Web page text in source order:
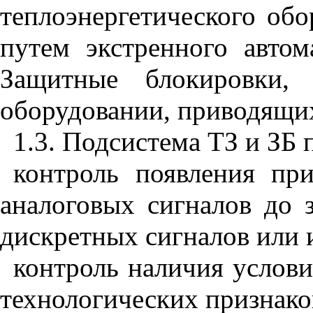
теплоэнергетического
путем экстренного
Защитные
оборудовании,
1.3. Подсистема ТЗ и ЗБ
контроль появления
аналоговых сигналов до
дискретных сигналов или
контроль наличия
технологических